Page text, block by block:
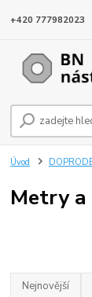
+420 777982023
Úvod
Metry a
Nejnovější